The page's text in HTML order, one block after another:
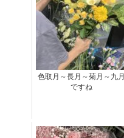
色取月～長月～菊月～九月
ですね